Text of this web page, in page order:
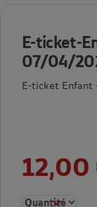
E-ticket-
07/04/
E-ticket Enfant
12,00
Sélectionner